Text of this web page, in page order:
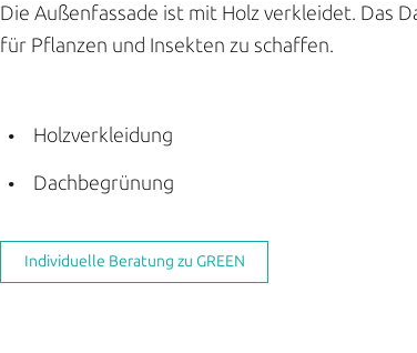
Die Außenfassade ist mit Holz verkleidet. Das
für Pflanzen und Insekten zu schaffen.
Holzverkleidung
Dachbegrünung
Individuelle Beratung zu GREEN